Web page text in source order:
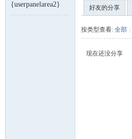
{userpanelarea2} 好友的分享
按类型查看: 全部
现在还没分享